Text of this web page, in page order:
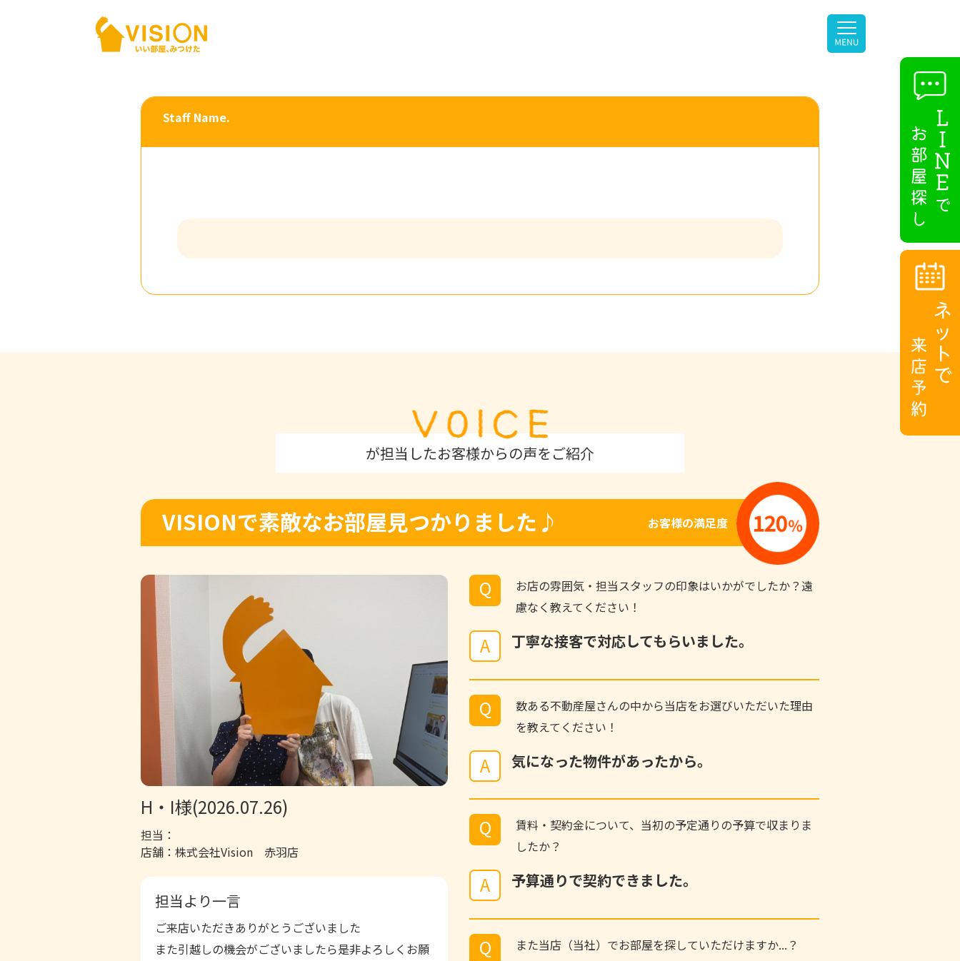
Staff Name.
が担当したお客様からの声をご紹介
VISIONで素敵なお部屋見つかりました♪ お客様の満足度
H・I様(2026.07.26)
担当：
店舗：株式会社Vision 赤羽店
担当より一言
ご来店いただきありがとうございました
また引越しの機会がございましたら是非よろしくお願
Q
お店の雰囲気・担当スタッフの印象はいかがでしたか？遠
慮なく教えてください！
A 丁寧な接客で対応してもらいました。
Q
数ある不動産屋さんの中から当店をお選びいただいた理由
を教えてください！
A 気になった物件があったから。
Q
賃料・契約金について、当初の予定通りの予算で収まりま
したか？
A 予算通りで契約できました。
Q また当店（当社）でお部屋を探していただけますか...？